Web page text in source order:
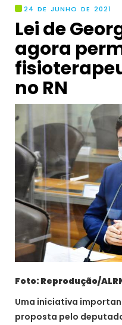
24 DE JUNHO DE 2021
Lei de
agora
no RN
Foto: Reprodução/
Uma iniciativa
proposta pelo